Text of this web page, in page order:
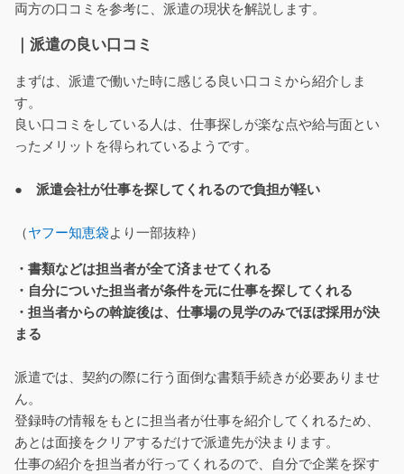
両方の口コミを参考に、派遣の現状を解説します。
｜派遣の良い口コミ
まずは、派遣で働いた時に感じる良い口コミから紹介しま
す。
良い口コミをしている人は、仕事探しが楽な点や給与面とい
ったメリットを得られているようです。
● 派遣会社が仕事を探してくれるので負担が軽い
（ヤフー知恵袋より一部抜粋）
・書類などは担当者が全て済ませてくれる
・自分についた担当者が条件を元に仕事を探してくれる
・担当者からの斡旋後は、仕事場の見学のみでほぼ採用が決
まる
派遣では、契約の際に行う面倒な書類手続きが必要ありませ
ん。
登録時の情報をもとに担当者が仕事を紹介してくれるため、
あとは面接をクリアするだけで派遣先が決まります。
仕事の紹介を担当者が行ってくれるので、自分で企業を探す